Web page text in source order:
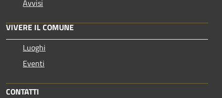
Avvisi
VIVERE IL COMUNE
Luoghi
Eventi
CONTATTI